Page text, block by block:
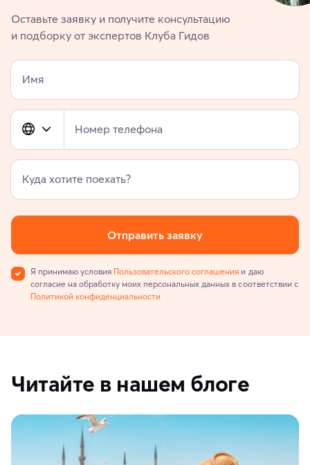
Оставьте заявку и получите консультацию
и подборку от экспертов Клуба Гидов
Имя
Номер телефона
Куда хотите поехать?
Отправить заявку
Я принимаю условия Пользовательского соглашения и даю
согласие на обработку моих персональных данных в соответствии с
Политикой конфиденциальности
Читайте в нашем блоге